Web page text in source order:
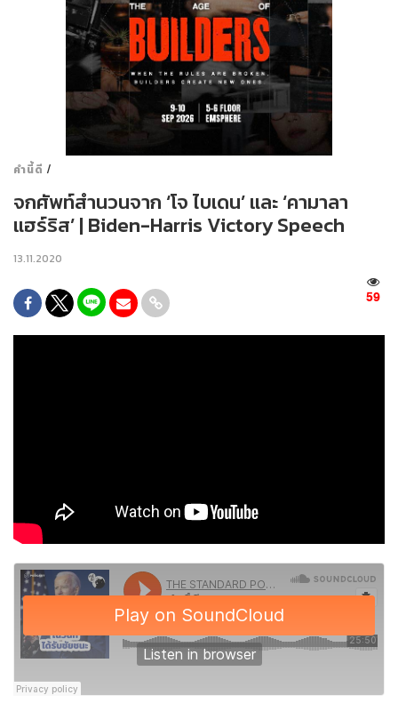
คำนี้ดี /
จกศัพท์สำนวนจาก ‘โจ ไบเดน’ และ ‘คามาลา
แฮร์ริส’ | Biden-Harris Victory Speech
13.11.2020
59